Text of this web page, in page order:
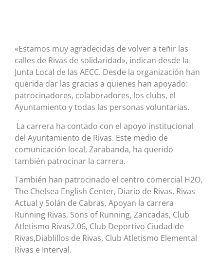
«Estamos muy agradecidas de volver a teñir las
calles de Rivas de solidaridad», indican desde la
Junta Local de las AECC. Desde la organización han
querida dar las gracias a quienes han apoyado:
patrocinadores, colaboradores, los clubs, el
Ayuntamiento y todas las personas voluntarias.
La carrera ha contado con el apoyo institucional
del Ayuntamiento de Rivas. Este medio de
comunicación local, Zarabanda, ha querido
también patrocinar la carrera.
También han patrocinado el centro comercial H2O,
The Chelsea English Center, Diario de Rivas, Rivas
Actual y Solán de Cabras. Apoyan la carrera
Running Rivas, Sons of Running, Zancadas, Club
Atletismo Rivas2.06, Club Deportivo Ciudad de
Rivas,Diablillos de Rivas, Club Atletismo Elemental
Rivas e Interval.